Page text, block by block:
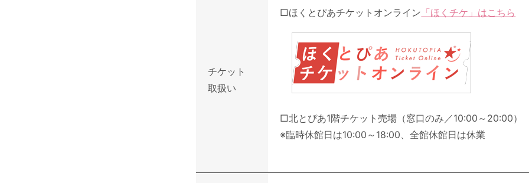
チケット
取扱い
□ほくとぴあチケットオンライン 「ほくチケ」はこちら
□北とぴあ1階チケット売場（窓口のみ／10:00～20:00）
※臨時休館日は10:00～18:00、全館休館日は休業